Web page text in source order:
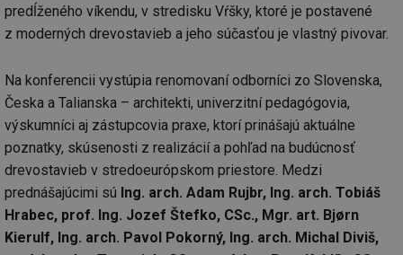
predĺženého víkendu, v stredisku Vŕšky, ktoré je postavené
z moderných drevostavieb a jeho súčasťou je vlastný pivovar.
Na konferencii vystúpia renomovaní odborníci zo Slovenska,
Česka a Talianska – architekti, univerzitní pedagógovia,
výskumníci aj zástupcovia praxe, ktorí prinášajú aktuálne
poznatky, skúsenosti z realizácií a pohľad na budúcnosť
drevostavieb v stredoeurópskom priestore. Medzi
prednášajúcimi sú Ing. arch. Adam Rujbr, Ing. arch. Tobiáš
Hrabec, prof. Ing. Jozef Štefko, CSc., Mgr. art. Bjørn
Kierulf, Ing. arch. Pavol Pokorný, Ing. arch. Michal Diviš,